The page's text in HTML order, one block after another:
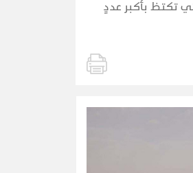
تكتظ بأكبر عددٍ